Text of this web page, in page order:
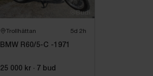
Trollhättan 5d 2h
BMW R60/5-C -1971
25 000 kr · 7 bud